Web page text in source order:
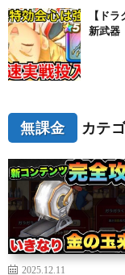
【ド
新武器
無課金 カテ
2025.12.11